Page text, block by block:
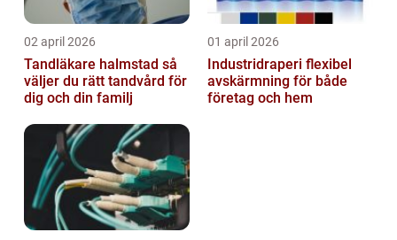
02 april 2026
Tandläkare halmstad så
väljer du rätt tandvård för
dig och din familj
01 april 2026
Industridraperi flexibel
avskärmning för både
företag och hem